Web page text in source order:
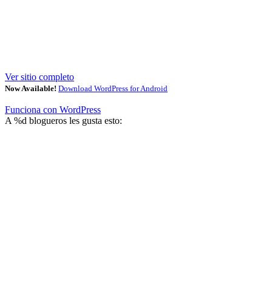
Ver sitio completo
Now Available! Download WordPress for Android
Funciona con WordPress
A %d blogueros les gusta esto: